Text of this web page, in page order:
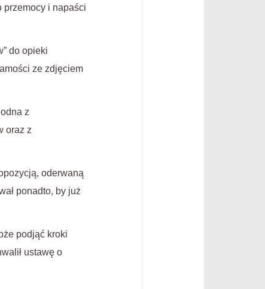
przemocy i napaści
do opieki
ze zdjęciem
z
oraz z
oderwaną
ponadto, by już
podjąć kroki
ustawę o